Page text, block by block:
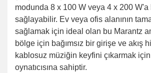
modunda 8 x 100 W veya 4 x 200 W'a
sağlayabilir. Ev veya ofis alanının
sağlamak için ideal olan bu Marantz
bölge için bağımsız bir girişe ve akış
kablosuz müziğin keyfini çıkarmak
oynatıcısına sahiptir.